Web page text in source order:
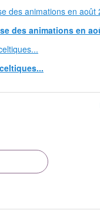
des animations en